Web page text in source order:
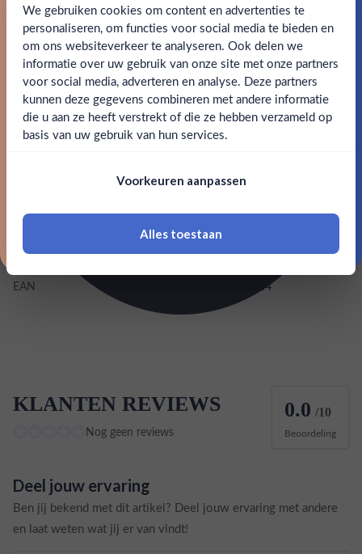
Ben jij 18 jaar of ouder?
Ja Nee
18 jaar of ouder zijn
beginnende rum drinker.
SPECIFICATIES
Alcohol 40.00%
Merk Don Papa
Inhoud 4,5L
Land van herkomst
EAN 54888880021664
KLANTEN REVIEWS
Nog geen reviews
0.0 /10
Beoordeling
Deel jouw ervaring
Ben jij bekend met dit artikel? Deel jouw ervaring met andere
en laat weten wat jij er van vindt!
We gebruiken cookies om content en advertenties te
personaliseren, om functies voor social media te bieden en
om ons websiteverkeer te analyseren. Ook delen we
informatie over uw gebruik van onze site met onze partners
voor social media, adverteren en analyse. Deze partners
kunnen deze gegevens combineren met andere informatie
die u aan ze heeft verstrekt of die ze hebben verzameld op
basis van uw gebruik van hun services.
Voorkeuren aanpassen
Alles toestaan
Schrijf je in en ontvang direct 5% korting op je eerste
bestelling.
Email
Claim mijn korting